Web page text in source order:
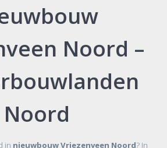
Noord –
Noord
in nieuwbouw Vriezenveen Noord? In